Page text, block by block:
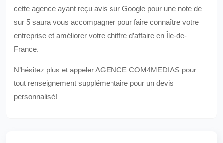
cette agence ayant reçu avis sur Google pour une note de
sur 5 saura vous accompagner pour faire connaître votre
entreprise et améliorer votre chiffre d’affaire en Île-de-
France.
N’hésitez plus et appeler AGENCE COM4MEDIAS pour
tout renseignement supplémentaire pour un devis
personnalisé!